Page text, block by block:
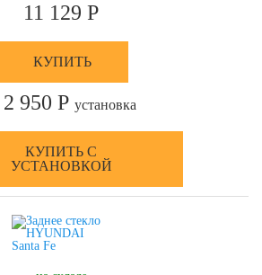
11 129 Р
КУПИТЬ
950 Р установка
КУПИТЬ С
УСТАНОВКОЙ